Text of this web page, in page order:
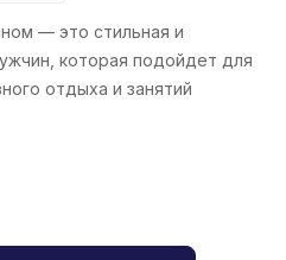
— это стильная и
которая подойдет для
отдыха и занятий